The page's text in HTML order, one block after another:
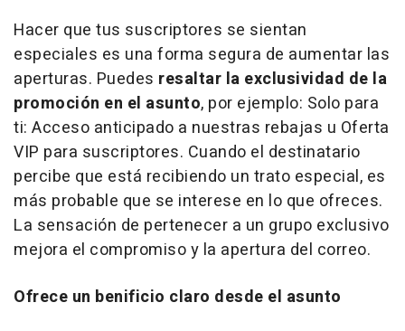
Hacer que tus suscriptores se sientan
especiales es una forma segura de aumentar las
aperturas. Puedes resaltar la exclusividad de la
promoción en el asunto, por ejemplo: Solo para
ti: Acceso anticipado a nuestras rebajas u Oferta
VIP para suscriptores. Cuando el destinatario
percibe que está recibiendo un trato especial, es
más probable que se interese en lo que ofreces.
La sensación de pertenecer a un grupo exclusivo
mejora el compromiso y la apertura del correo.
Ofrece un benificio claro desde el asunto